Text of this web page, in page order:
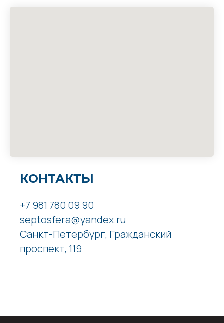
КОНТАКТЫ
+7 981 780 09 90
septosfera@yandex.ru
Санкт-Петербург, Гражданский
проспект, 119